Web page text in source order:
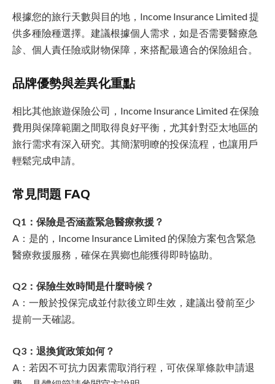
根據您的旅行天數與目的地，Income Insurance Limited 提
供多種險種選擇。建議根據個人需求，如是否需要醫療急
診、個人責任險或財物保障，來搭配最適合的保險組合。
品牌優勢與差異化重點
相比其他旅遊保險公司，Income Insurance Limited 在保險
費用與保障範圍之間取得良好平衡，尤其針對亞太地區的
旅行需求有深入研究。其簡潔明瞭的投保流程，也讓用戶
輕鬆完成申請。
常見問題 FAQ
Q1：保險是否涵蓋緊急醫療救援？
A：是的，Income Insurance Limited 的保險方案包含緊急
醫療救援服務，確保在異鄉也能獲得即時協助。
Q2：保險生效時間是什麼時候？
A：一般於投保完成並付款後立即生效，建議出發前至少
提前一天確認。
Q3：退換貨政策如何？
A：若因不可抗力因素需取消行程，可依保單條款申請退